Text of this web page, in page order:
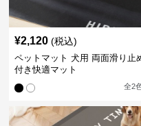
¥2,120 (税込)
ペットマット 犬用 両面滑り止
付き快適マット
全2